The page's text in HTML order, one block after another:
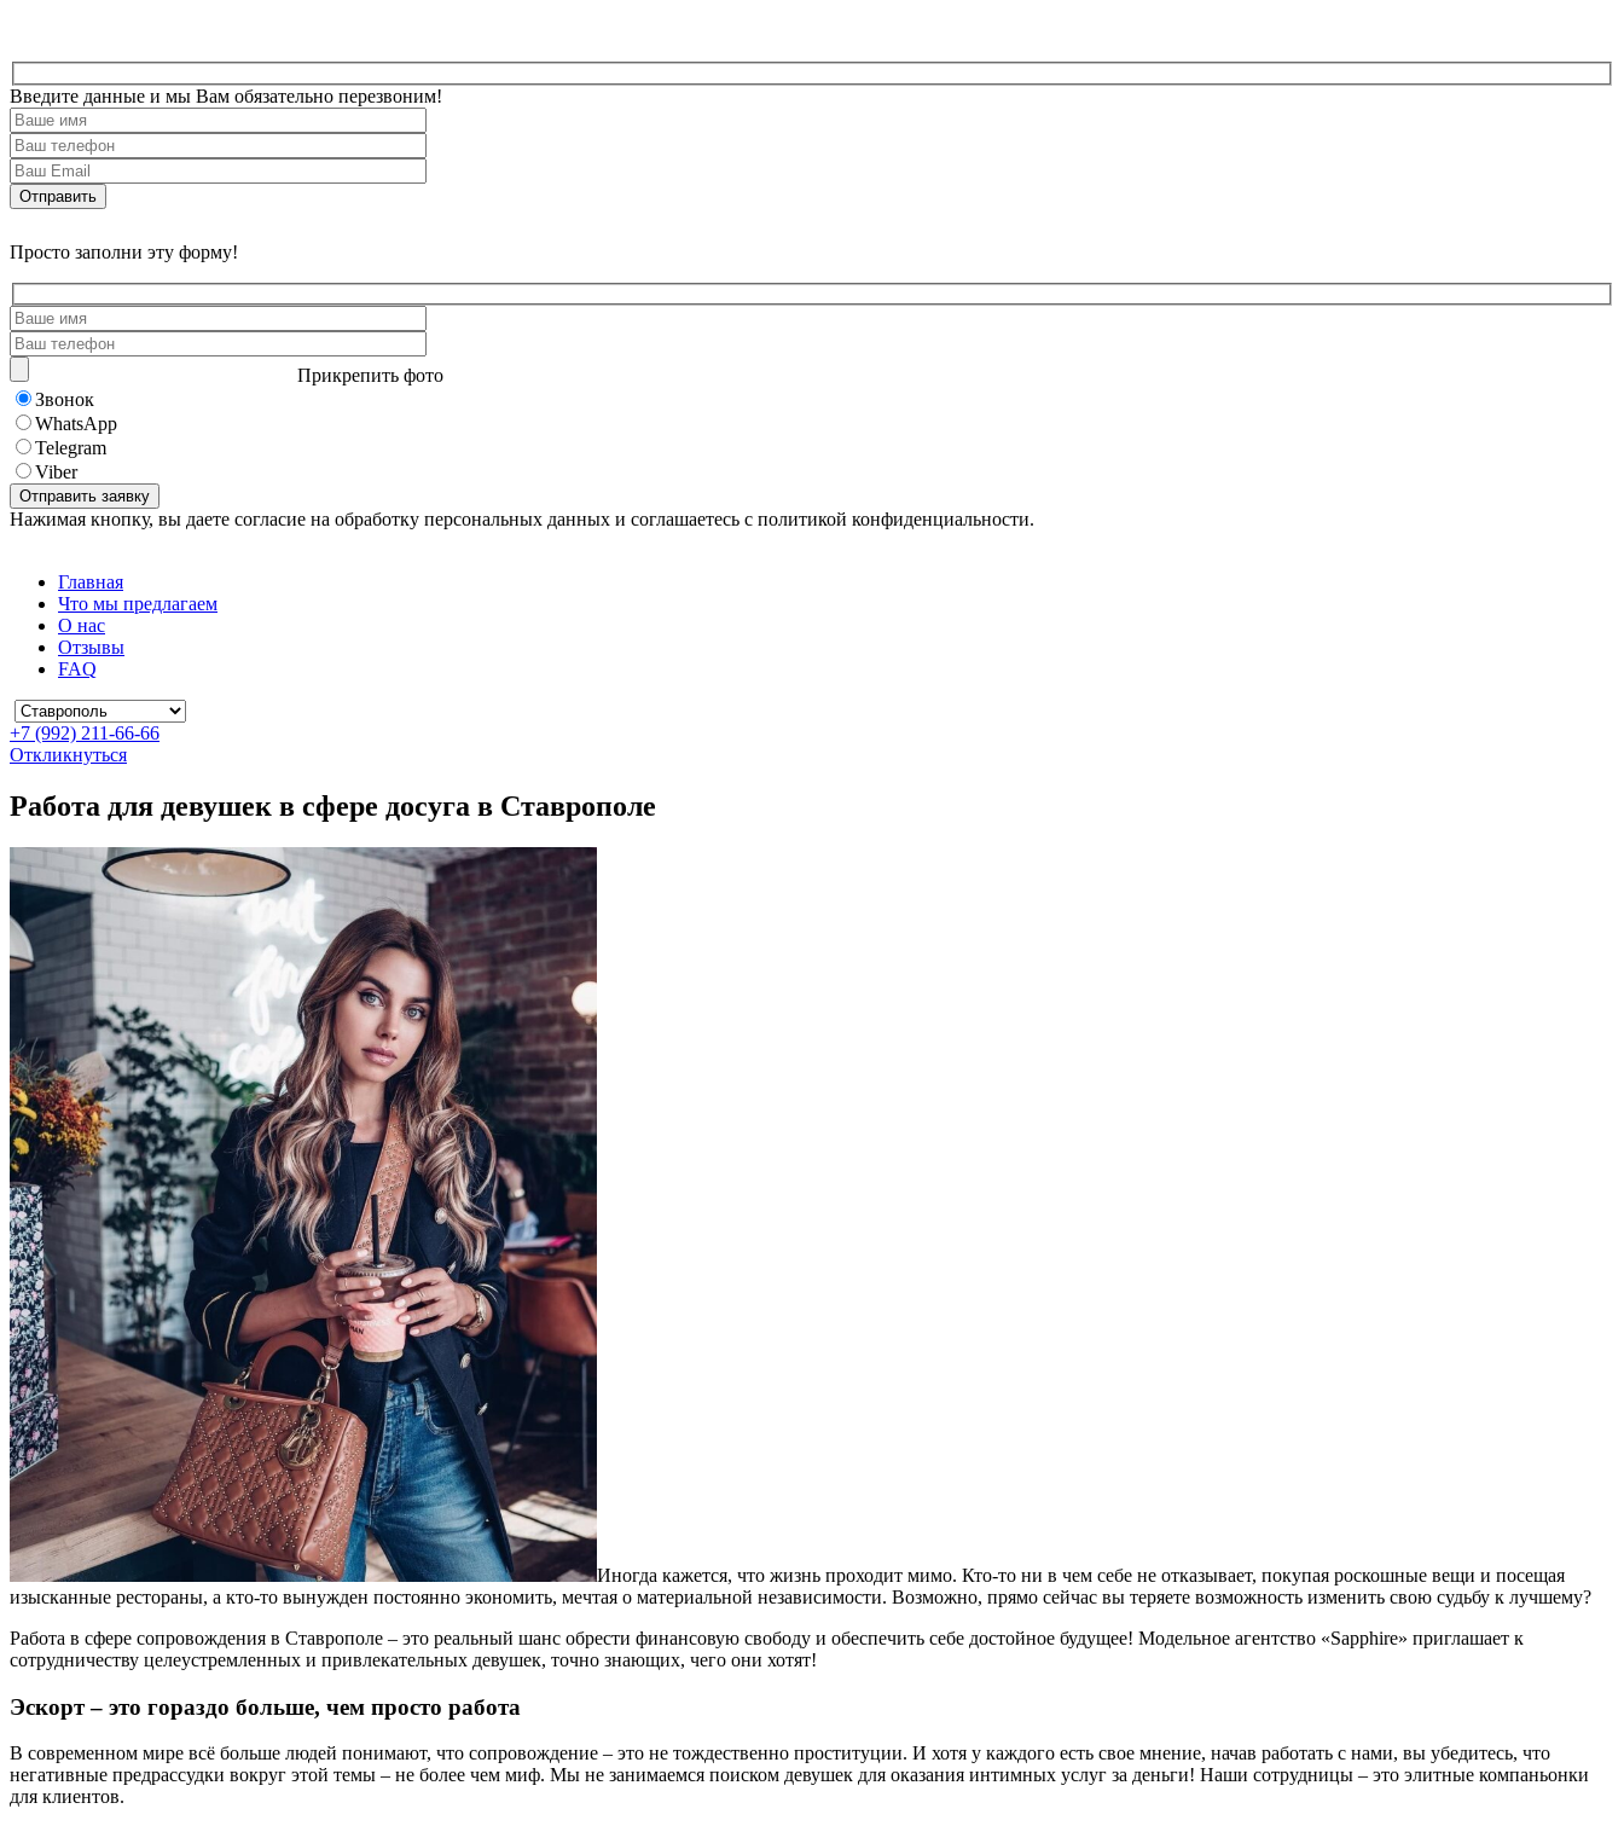
Введите данные и мы Вам обязательно перезвоним!
Просто заполни эту форму!
Прикрепить фото
Звонок
WhatsApp
Telegram
Viber
Нажимая кнопку, вы даете согласие на обработку персональных данных и соглашаетесь с политикой конфиденциальности.
Главная
Что мы предлагаем
О нас
Отзывы
FAQ
+7 (992) 211-66-66
Откликнуться
Работа для девушек в сфере досуга в Ставрополе
Иногда кажется, что жизнь проходит мимо. Кто-то ни в чем себе не отказывает, покупая роскошные вещи и посещая
изысканные рестораны, а кто-то вынужден постоянно экономить, мечтая о материальной независимости. Возможно, прямо сейчас вы теряете возможность изменить свою судьбу к лучшему?
Работа в сфере сопровождения в Ставрополе – это реальный шанс обрести финансовую свободу и обеспечить себе достойное будущее! Модельное агентство «Sapphire» приглашает к
сотрудничеству целеустремленных и привлекательных девушек, точно знающих, чего они хотят!
Эскорт – это гораздо больше, чем просто работа
В современном мире всё больше людей понимают, что сопровождение – это не тождественно проституции. И хотя у каждого есть свое мнение, начав работать с нами, вы убедитесь, что
негативные предрассудки вокруг этой темы – не более чем миф. Мы не занимаемся поиском девушек для оказания интимных услуг за деньги! Наши сотрудницы – это элитные компаньонки
для клиентов.